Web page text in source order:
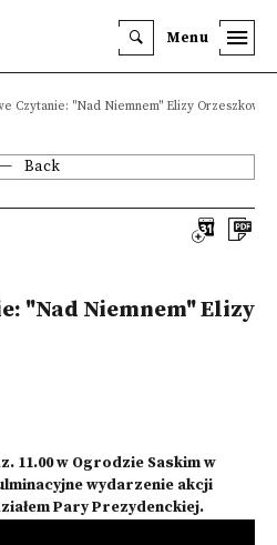
Menu
Czytanie: "Nad Niemnem" Elizy Orzeszkowej
Back
"Nad Niemnem" Elizy
11.00 w Ogrodzie Saskim w
wydarzenie akcji
Pary Prezydenckiej.